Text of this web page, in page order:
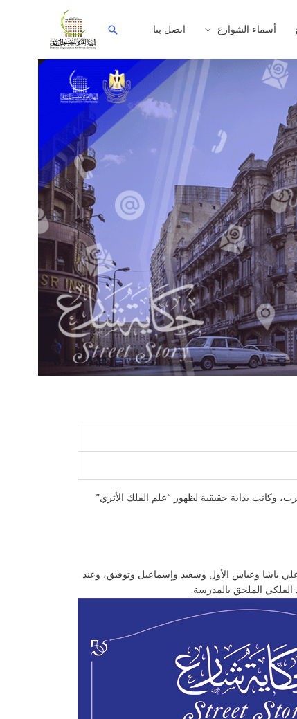
أسماء الشوارع اتصل بنا
وكانت بداية حقيقية لظهور “علم الفلك الأثري”
باشا وعباس الأول وسعيد وإسماعيل وتوفيق، وعند